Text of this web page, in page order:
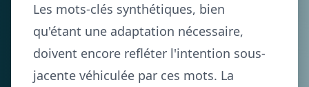
Les mots-clés synthétiques, bien
qu'étant une adaptation nécessaire,
doivent encore refléter l'intention sous-
jacente véhiculée par ces mots. La